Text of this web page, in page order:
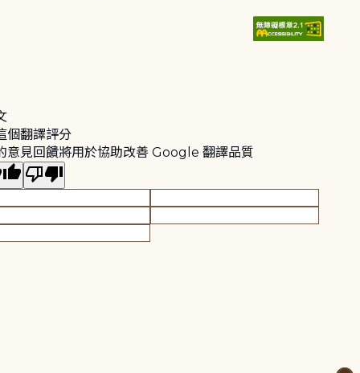
個翻譯評分
意見回饋將用於協助改善 Google 翻譯品質